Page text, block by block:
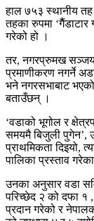
हाल ७५३ स्थानीय
तहका रुपमा ‘गैैंडाटार
गरेको हो ।
तर, नगरप्रुमख
प्रमाणीकरण नगर्ने
भने नगरसभाबाट
बताउँछन् ।
‘वडाको भूगोल र
समयमै बिजुली पुगेन’,
प्राथमिकता दिइयो,
पालिका प्रस्ताव
उनका अनुसार वडा
परिच्छेद २ को दफा १
प्रदान गरेको र